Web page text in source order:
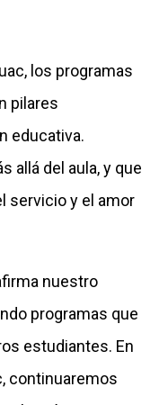
los programas
pilares
educativa.
allá del aula, y que
servicio y el amor
nuestro
programas que
estudiantes. En
continuaremos